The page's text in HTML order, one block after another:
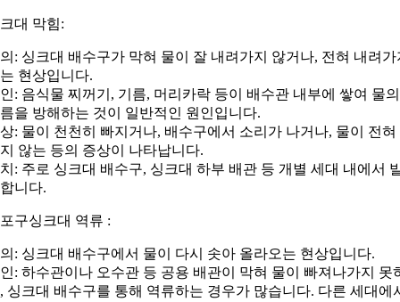
대 막힘:
: 싱크대 배수구가 막혀 물이 잘 내려가지 않거나, 전혀 내려가
현상입니다.
: 음식물 찌꺼기, 기름, 머리카락 등이 배수관 내부에 쌓여 물의
을 방해하는 것이 일반적인 원인입니다.
: 물이 천천히 빠지거나, 배수구에서 소리가 나거나, 물이 전혀
않는 등의 증상이 나타납니다.
: 주로 싱크대 배수구, 싱크대 하부 배관 등 개별 세대 내에서
니다.
구싱크대 역류 :
: 싱크대 배수구에서 물이 다시 솟아 올라오는 현상입니다.
: 하수관이나 오수관 등 공용 배관이 막혀 물이 빠져나가지 못
싱크대 배수구를 통해 역류하는 경우가 많습니다. 다른 세대에